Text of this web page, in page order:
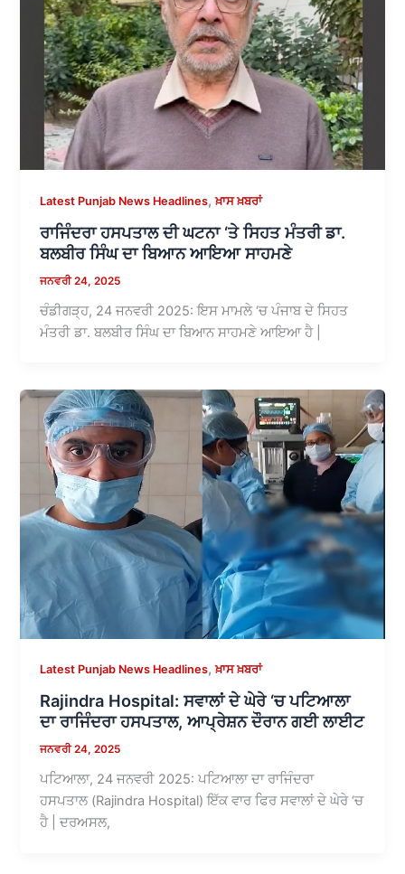
Latest Punjab News Headlines,ਖ਼ਾਸ ਖ਼ਬਰਾਂ
ਰਾਜਿੰਦਰਾ ਹਸਪਤਾਲ ਦੀ ਘਟਨਾ ‘ਤੇ ਸਿਹਤ ਮੰਤਰੀ ਡਾ.
ਬਲਬੀਰ ਸਿੰਘ ਦਾ ਬਿਆਨ ਆਇਆ ਸਾਹਮਣੇ
ਜਨਵਰੀ 24, 2025
ਚੰਡੀਗੜ੍ਹ, 24 ਜਨਵਰੀ 2025: ਇਸ ਮਾਮਲੇ ‘ਚ ਪੰਜਾਬ ਦੇ ਸਿਹਤ
ਮੰਤਰੀ ਡਾ. ਬਲਬੀਰ ਸਿੰਘ ਦਾ ਬਿਆਨ ਸਾਹਮਣੇ ਆਇਆ ਹੈ |
Latest Punjab News Headlines,ਖ਼ਾਸ ਖ਼ਬਰਾਂ
Rajindra Hospital: ਸਵਾਲਾਂ ਦੇ ਘੇਰੇ ‘ਚ ਪਟਿਆਲਾ
ਦਾ ਰਾਜਿੰਦਰਾ ਹਸਪਤਾਲ, ਆਪ੍ਰੇਸ਼ਨ ਦੌਰਾਨ ਗਈ ਲਾਈਟ
ਜਨਵਰੀ 24, 2025
ਪਟਿਆਲਾ, 24 ਜਨਵਰੀ 2025: ਪਟਿਆਲਾ ਦਾ ਰਾਜਿੰਦਰਾ
ਹਸਪਤਾਲ (Rajindra Hospital) ਇੱਕ ਵਾਰ ਫਿਰ ਸਵਾਲਾਂ ਦੇ ਘੇਰੇ ‘ਚ
ਹੈ | ਦਰਅਸਲ,